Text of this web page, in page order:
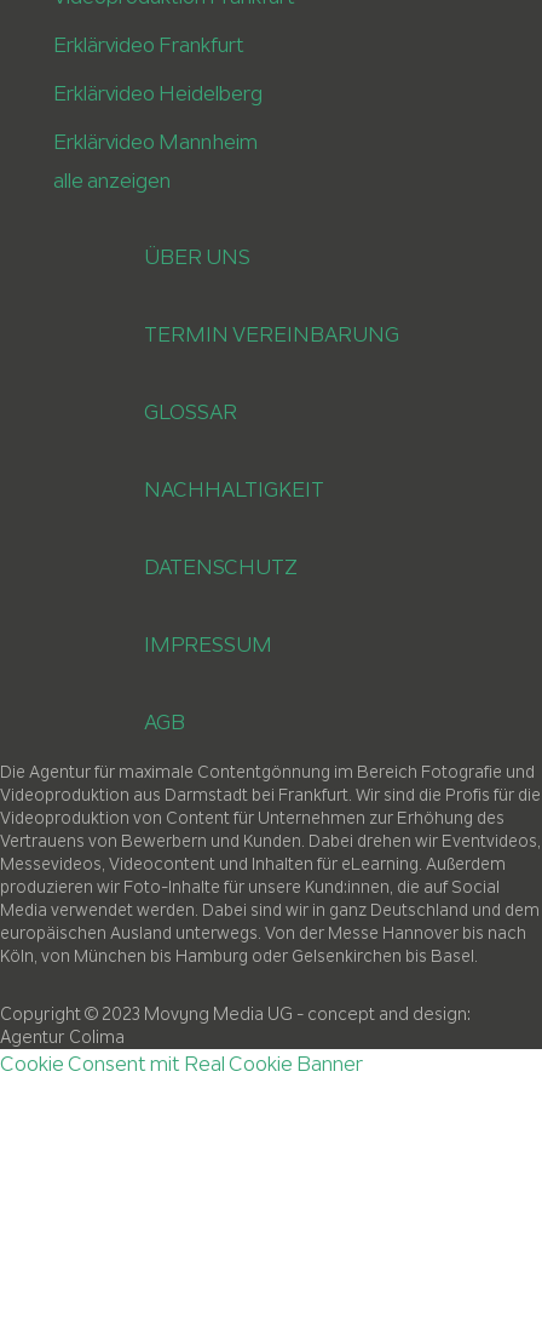
Erklärvideo Frankfurt
Erklärvideo Heidelberg
Erklärvideo Mannheim
alle anzeigen
ÜBER UNS
TERMIN VEREINBARUNG
GLOSSAR
NACHHALTIGKEIT
DATENSCHUTZ
IMPRESSUM
AGB
Die Agentur für maximale Contentgönnung im Bereich Fotografie und
Videoproduktion aus Darmstadt bei Frankfurt. Wir sind die Profis für die
Videoproduktion von Content für Unternehmen zur Erhöhung des
Vertrauens von Bewerbern und Kunden. Dabei drehen wir Eventvideos,
Messevideos, Videocontent und Inhalten für eLearning. Außerdem
produzieren wir Foto-Inhalte für unsere Kund:innen, die auf Social
Media verwendet werden. Dabei sind wir in ganz Deutschland und dem
europäischen Ausland unterwegs. Von der Messe Hannover bis nach
Köln, von München bis Hamburg oder Gelsenkirchen bis Basel.
Copyright © 2023 Movyng Media UG - concept and design:
Agentur Colima
Cookie Consent mit Real Cookie Banner